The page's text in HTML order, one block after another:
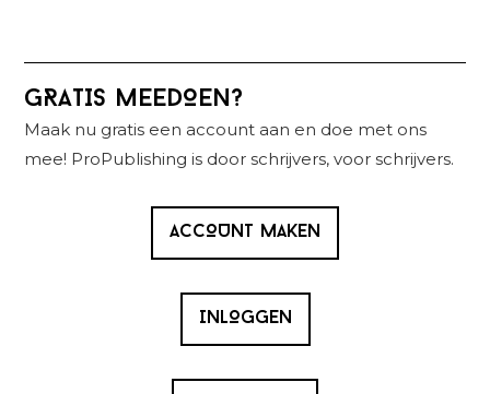
Primaire
Sidebar
GRATIS MEEDOEN?
Maak nu gratis een account aan en doe met ons
mee! ProPublishing is door schrijvers, voor schrijvers.
ACCOUNT MAKEN
INLOGGEN